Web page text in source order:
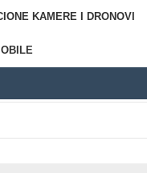
KAMERE I DRONOVI